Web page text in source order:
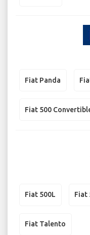
Fiat Panda
Fiat 500
Fiat 500L Fiat
Fiat Talento